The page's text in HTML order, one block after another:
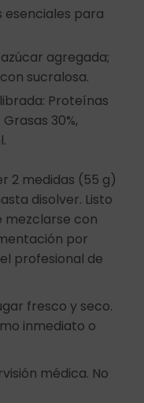
esenciales para
agregada;
sucralosa.
Proteínas
30%,
2 medidas (55 g)
disolver. Listo
mezclarse con
por
profesional de
fresco y seco.
inmediato o
médica. No